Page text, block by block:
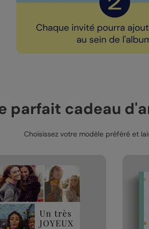
parfait cadeau
Choisissez votre modèle préféré et